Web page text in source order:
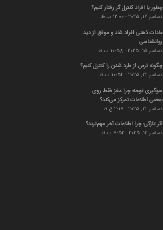
چطور با افراد کنترل گر رفتار کنیم؟
دسامبر 16, 2025 - 12:00 ب.ظ
عادات ذهنی افراد شاد و موفق از دید
روانشناسی
دسامبر 15, 2025 - 10:58 ب.ظ
چگونه ترس از طرد شدن را کنترل کنیم؟
دسامبر 14, 2025 - 10:54 ب.ظ
سوگیری توجه؛ چرا مغز فقط روی
بعضی اطلاعات تمرکز می‌کند؟
دسامبر 14, 2025 - 2:17 ق.ظ
اثر تازگی؛ چرا اطلاعات آخر مهم‌ترند؟
دسامبر 12, 2025 - 7:52 ب.ظ